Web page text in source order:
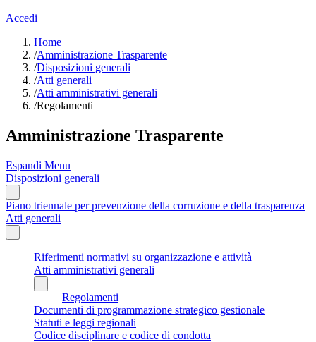
Accedi
Home
/Amministrazione Trasparente
/Disposizioni generali
/Atti generali
/Atti amministrativi generali
/Regolamenti
Amministrazione Trasparente
Espandi Menu
Disposizioni generali
Piano triennale per prevenzione della corruzione e della trasparenza
Atti generali
Riferimenti normativi su organizzazione e attività
Atti amministrativi generali
Regolamenti
Documenti di programmazione strategico gestionale
Statuti e leggi regionali
Codice disciplinare e codice di condotta